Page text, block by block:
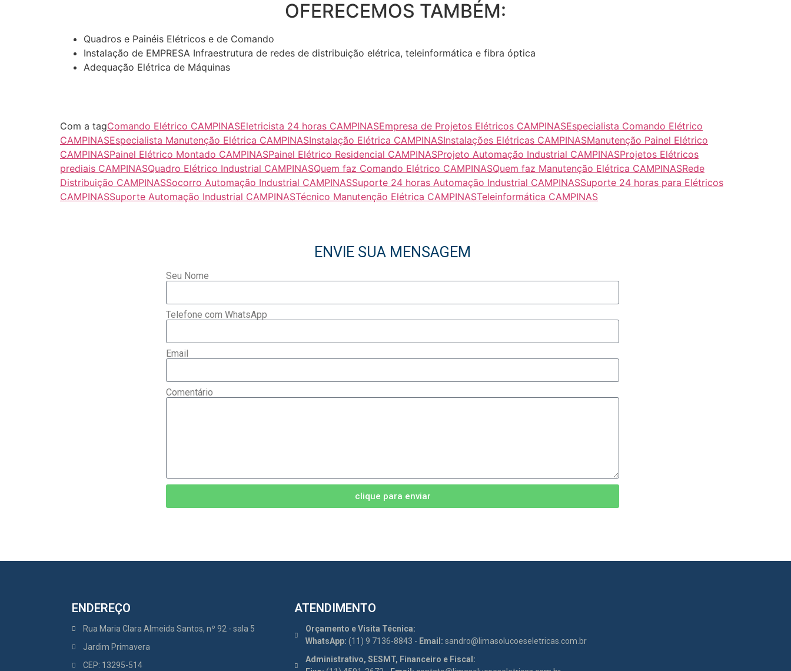
OFERECEMOS TAMBÉM:
Quadros e Painéis Elétricos e de Comando
Instalação de EMPRESA Infraestrutura de redes de distribuição elétrica, teleinformática e fibra óptica
Adequação Elétrica de Máquinas
Com a tagComando Elétrico CAMPINASEletricista 24 horas CAMPINASEmpresa de Projetos Elétricos CAMPINASEspecialista Comando Elétrico
CAMPINASEspecialista Manutenção Elétrica CAMPINASInstalação Elétrica CAMPINASInstalações Elétricas CAMPINASManutenção Painel Elétrico
CAMPINASPainel Elétrico Montado CAMPINASPainel Elétrico Residencial CAMPINASProjeto Automação Industrial CAMPINASProjetos Elétricos
prediais CAMPINASQuadro Elétrico Industrial CAMPINASQuem faz Comando Elétrico CAMPINASQuem faz Manutenção Elétrica CAMPINASRede
Distribuição CAMPINASSocorro Automação Industrial CAMPINASSuporte 24 horas Automação Industrial CAMPINASSuporte 24 horas para Elétricos
CAMPINASSuporte Automação Industrial CAMPINASTécnico Manutenção Elétrica CAMPINASTeleinformática CAMPINAS
ENVIE SUA MENSAGEM
Seu Nome
Telefone com WhatsApp
Email
Comentário
clique para enviar
ENDEREÇO
Rua Maria Clara Almeida Santos, nº 92 - sala 5
Jardim Primavera
CEP: 13295-514
ATENDIMENTO
Orçamento e Visita Técnica:
WhatsApp: (11) 9 7136-8843 - Email: sandro@limasolucoeseletricas.com.br
Administrativo, SESMT, Financeiro e Fiscal: